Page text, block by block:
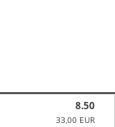
8.50
33,00 EUR